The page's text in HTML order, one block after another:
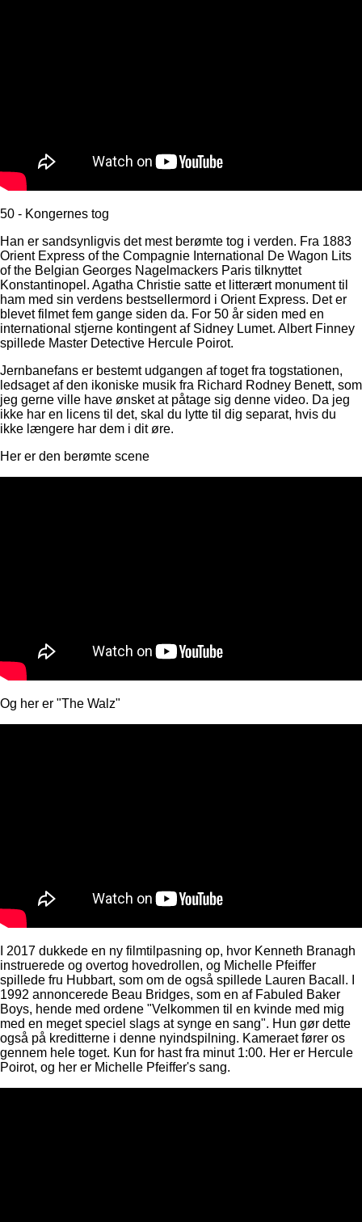
50 - Kongernes tog
Han er sandsynligvis det mest berømte tog i verden. Fra 1883
Orient Express of the Compagnie International De Wagon Lits
of the Belgian Georges Nagelmackers Paris tilknyttet
Konstantinopel. Agatha Christie satte et litterært monument til
ham med sin verdens bestsellermord i Orient Express. Det er
blevet filmet fem gange siden da. For 50 år siden med en
international stjerne kontingent af Sidney Lumet. Albert Finney
spillede Master Detective Hercule Poirot.
Jernbanefans er bestemt udgangen af ​​toget fra togstationen,
ledsaget af den ikoniske musik fra Richard Rodney Benett, som
jeg gerne ville have ønsket at påtage sig denne video. Da jeg
ikke har en licens til det, skal du lytte til dig separat, hvis du
ikke længere har dem i dit øre.
Her er den berømte scene
Og her er "The Walz"
I 2017 dukkede en ny filmtilpasning op, hvor Kenneth Branagh
instruerede og overtog hovedrollen, og Michelle Pfeiffer
spillede fru Hubbart, som om de også spillede Lauren Bacall. I
1992 annoncerede Beau Bridges, som en af ​​Fabuled Baker
Boys, hende med ordene "Velkommen til en kvinde med mig
med en meget speciel slags at synge en sang". Hun gør dette
også på kreditterne i denne nyindspilning. Kameraet fører os
gennem hele toget. Kun for hast fra minut 1:00. Her er Hercule
Poirot, og her er Michelle Pfeiffer's sang.